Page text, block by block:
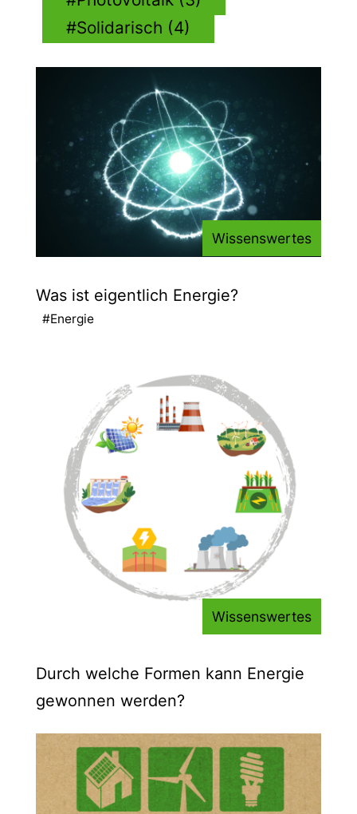
Solidarisch (4)
Wissenswertes
Was ist eigentlich Energie?
#Energie
Wissenswertes
Durch welche Formen kann Energie
gewonnen werden?